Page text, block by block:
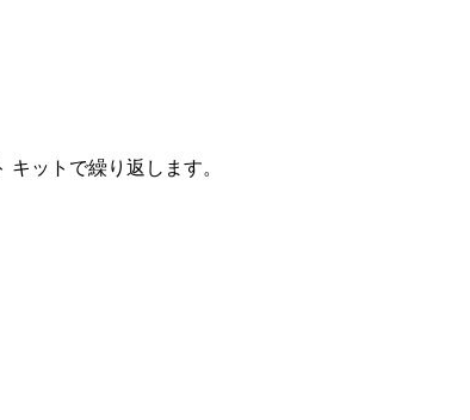
ットで繰り返します。